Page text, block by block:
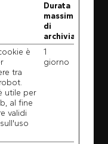
Durata
massima
di
archiviazione
è
tra
utile per
al fine
validi
1
giorno